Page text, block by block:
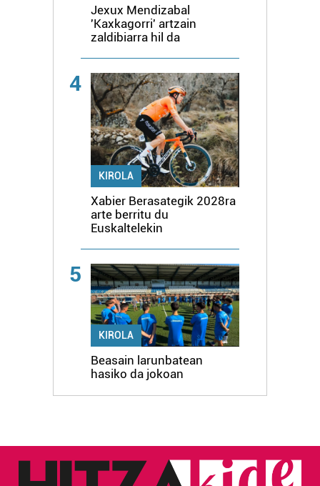
Jexux Mendizabal
'Kaxkagorri' artzain
zaldibiarra hil da
4
KIROLA
Xabier Berasategik 2028ra
arte berritu du
Euskaltelekin
5
KIROLA
Beasain larunbatean
hasiko da jokoan